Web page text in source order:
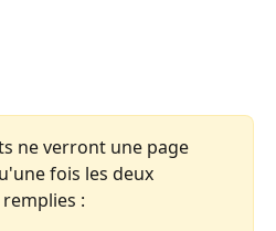
ne verront une page
fois les deux
: